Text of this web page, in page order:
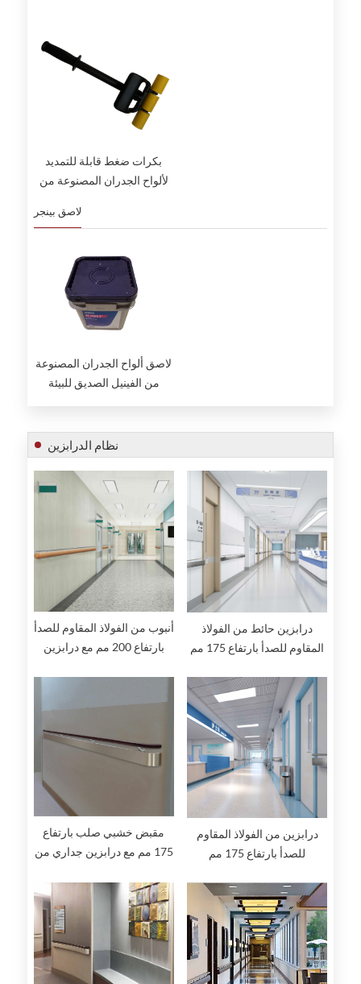
بكرات ضغط قابلة للتمديد
لألواح الجدران المصنوعة من
لاصق بينجر
لاصق ألواح الجدران المصنوعة
من الفينيل الصديق للبيئة
نظام الدرابزين
أنبوب من الفولاذ المقاوم للصدأ
بارتفاع 200 مم مع درابزين
درابزين حائط من الفولاذ
المقاوم للصدأ بارتفاع 175 مم
مقبض خشبي صلب بارتفاع
175 مم مع درابزين جداري من
درابزين من الفولاذ المقاوم
للصدأ بارتفاع 175 مم